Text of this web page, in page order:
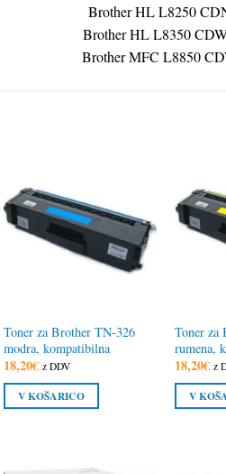
Brother HL L8250
Brother HL L8350
Brother MFC L8850
Toner za Brother TN-326
modra, kompatibilna
18,20€ z DDV
V KOŠARICO
Toner za
rumena,
18,20€ z
V